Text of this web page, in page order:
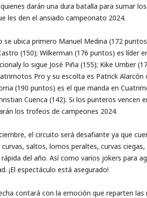
quienes darán una dura batalla para sumar
les den el ansiado campeonato 2024.
se ubica primero Manuel Medina (172punto
(150); Wilkerman (176 puntos) es líder
y lo sigue José Piña (155); Kike Umber
imotos Pro y su escolta es Patrick Alarcón
(190 puntos) es el que manda en
Cuenca (142). Si los punteros vencen
án los trofeos de campeones 2024.
el circuito será desafiante ya que cue
vas, saltos, lomos peraltes, curvas ciegas,
del año. Así como varios jokers para
¡El espectáculo está asegurado!
contará con la emoción que reparten